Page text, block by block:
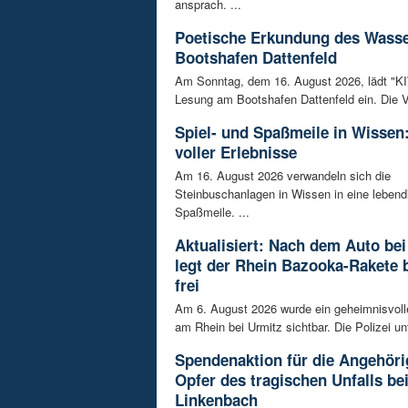
ansprach. ...
Poetische Erkundung des
Bootshafen Dattenfeld
Am Sonntag, dem 16. August 2026, lädt
Lesung am Bootshafen Dattenfeld ein. Die
Spiel- und Spaßmeile in
voller Erlebnisse
Am 16. August 2026 verwandeln sich die
Steinbuschanlagen in Wissen in eine
Spaßmeile. ...
Aktualisiert: Nach dem Auto
legt der Rhein Bazooka-Rakete
frei
Am 6. August 2026 wurde ein
am Rhein bei Urmitz sichtbar. Die Polizei
Spendenaktion für die
Opfer des tragischen Unfalls bei
Linkenbach